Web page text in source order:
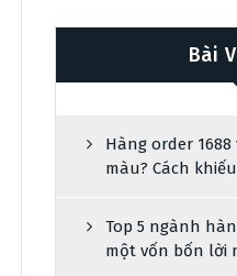
Bài
Hàng order
màu? Cách
Top 5 ngành
một vốn bốn lời